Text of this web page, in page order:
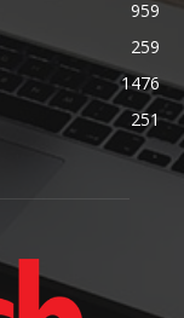
959
259
1476
251